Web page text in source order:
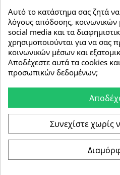
NEWSLETTER
Εγγραφείτε δωρεάν και θα
λάβετε τα νέα μας γύρω
και νέα προϊόντα.
Συμφωνώ με τουςόρους
Copyright © 2026
Αυτό το κατάστημα σας ζητά
λόγους απόδοσης, κοινωνικών
social media και τα
χρησιμοποιούνται για να σας
κοινωνικών μέσων και
Αποδέχεστε αυτά τα cookies
προσωπικών δεδομένων;
Συνεχίστε χωρίς